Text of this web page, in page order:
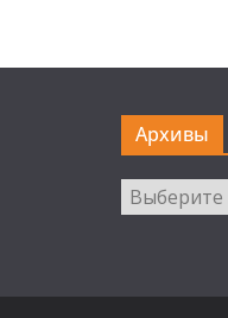
Архивы
Архивы